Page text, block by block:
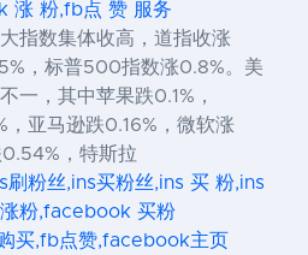
涨 粉,fb点 赞 服务
指数集体收高，道指收涨
，标普500指数涨0.8%。美
一，其中苹果跌0.1%，
亚马逊跌0.16%，微软涨
，特斯拉
刷粉丝,ins买粉丝,ins 买 粉,ins
粉,facebook 买粉
买,fb点赞,facebook主页